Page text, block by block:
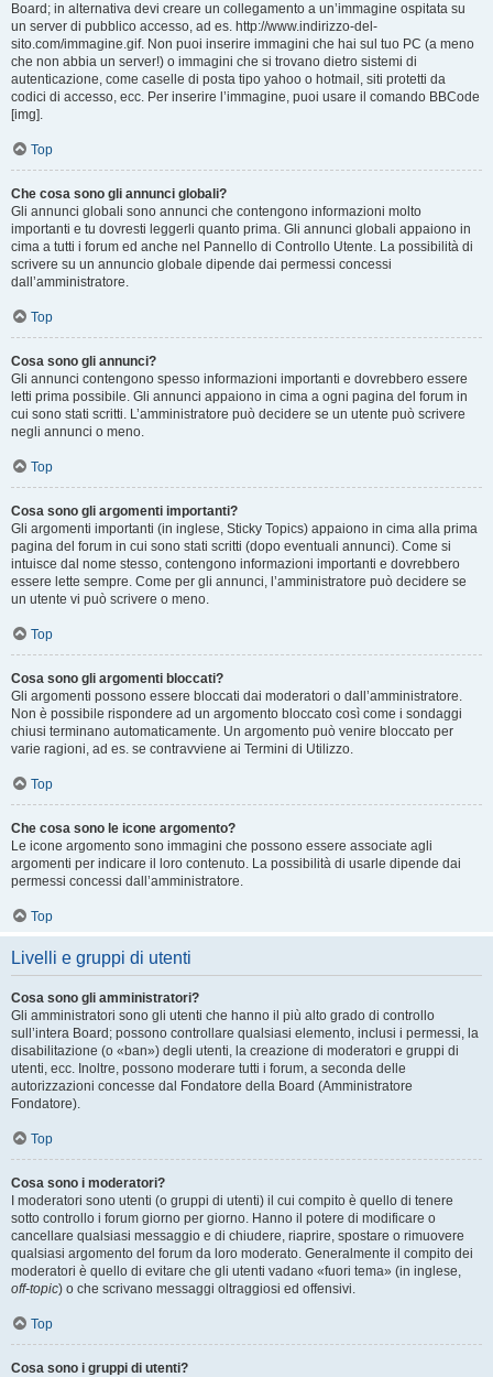
Board; in alternativa devi creare un collegamento a un’immagine ospitata su
un server di pubblico accesso, ad es. http://www.indirizzo-del-
sito.com/immagine.gif. Non puoi inserire immagini che hai sul tuo PC (a meno
che non abbia un server!) o immagini che si trovano dietro sistemi di
autenticazione, come caselle di posta tipo yahoo o hotmail, siti protetti da
codici di accesso, ecc. Per inserire l’immagine, puoi usare il comando BBCode
[img].
Top
Che cosa sono gli annunci globali?
Gli annunci globali sono annunci che contengono informazioni molto
importanti e tu dovresti leggerli quanto prima. Gli annunci globali appaiono in
cima a tutti i forum ed anche nel Pannello di Controllo Utente. La possibilità di
scrivere su un annuncio globale dipende dai permessi concessi
dall’amministratore.
Top
Cosa sono gli annunci?
Gli annunci contengono spesso informazioni importanti e dovrebbero essere
letti prima possibile. Gli annunci appaiono in cima a ogni pagina del forum in
cui sono stati scritti. L’amministratore può decidere se un utente può scrivere
negli annunci o meno.
Top
Cosa sono gli argomenti importanti?
Gli argomenti importanti (in inglese, Sticky Topics) appaiono in cima alla prima
pagina del forum in cui sono stati scritti (dopo eventuali annunci). Come si
intuisce dal nome stesso, contengono informazioni importanti e dovrebbero
essere lette sempre. Come per gli annunci, l’amministratore può decidere se
un utente vi può scrivere o meno.
Top
Cosa sono gli argomenti bloccati?
Gli argomenti possono essere bloccati dai moderatori o dall’amministratore.
Non è possibile rispondere ad un argomento bloccato così come i sondaggi
chiusi terminano automaticamente. Un argomento può venire bloccato per
varie ragioni, ad es. se contravviene ai Termini di Utilizzo.
Top
Che cosa sono le icone argomento?
Le icone argomento sono immagini che possono essere associate agli
argomenti per indicare il loro contenuto. La possibilità di usarle dipende dai
permessi concessi dall’amministratore.
Top
Livelli e gruppi di utenti
Cosa sono gli amministratori?
Gli amministratori sono gli utenti che hanno il più alto grado di controllo
sull’intera Board; possono controllare qualsiasi elemento, inclusi i permessi, la
disabilitazione (o «ban») degli utenti, la creazione di moderatori e gruppi di
utenti, ecc. Inoltre, possono moderare tutti i forum, a seconda delle
autorizzazioni concesse dal Fondatore della Board (Amministratore
Fondatore).
Top
Cosa sono i moderatori?
I moderatori sono utenti (o gruppi di utenti) il cui compito è quello di tenere
sotto controllo i forum giorno per giorno. Hanno il potere di modificare o
cancellare qualsiasi messaggio e di chiudere, riaprire, spostare o rimuovere
qualsiasi argomento del forum da loro moderato. Generalmente il compito dei
moderatori è quello di evitare che gli utenti vadano «fuori tema» (in inglese,
off-topic) o che scrivano messaggi oltraggiosi ed offensivi.
Top
Cosa sono i gruppi di utenti?